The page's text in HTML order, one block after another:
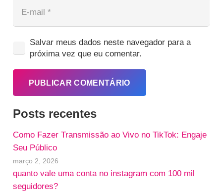
Salvar meus dados neste navegador para a
próxima vez que eu comentar.
PUBLICAR COMENTÁRIO
Posts recentes
Como Fazer Transmissão ao Vivo no TikTok: Engaje
Seu Público
março 2, 2026
quanto vale uma conta no instagram com 100 mil
seguidores?